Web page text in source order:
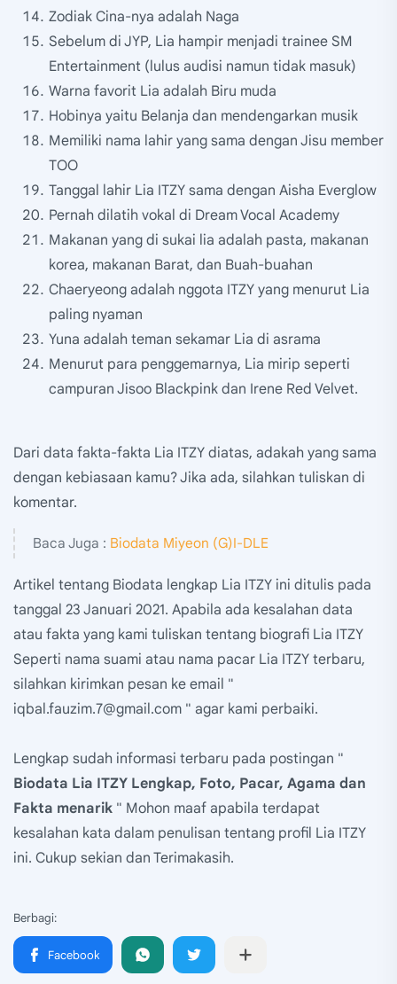
Zodiak Cina-nya adalah Naga
Sebelum di JYP, Lia hampir menjadi trainee SM
Entertainment (lulus audisi namun tidak masuk)
Warna favorit Lia adalah Biru muda
Hobinya yaitu Belanja dan mendengarkan musik
Memiliki nama lahir yang sama dengan Jisu member
TOO
Tanggal lahir Lia ITZY sama dengan Aisha Everglow
Pernah dilatih vokal di Dream Vocal Academy
Makanan yang di sukai lia adalah pasta, makanan
korea, makanan Barat, dan Buah-buahan
Chaeryeong adalah nggota ITZY yang menurut Lia
paling nyaman
Yuna adalah teman sekamar Lia di asrama
Menurut para penggemarnya, Lia mirip seperti
campuran Jisoo Blackpink dan Irene Red Velvet.
Dari data fakta-fakta Lia ITZY diatas, adakah yang sama
dengan kebiasaan kamu? Jika ada, silahkan tuliskan di
komentar.
Baca Juga : Biodata Miyeon (G)I-DLE
Artikel tentang Biodata lengkap Lia ITZY ini ditulis pada
tanggal 23 Januari 2021. Apabila ada kesalahan data
atau fakta yang kami tuliskan tentang biografi Lia ITZY
Seperti nama suami atau nama pacar Lia ITZY terbaru,
silahkan kirimkan pesan ke email "
iqbal.fauzim.7@gmail.com " agar kami perbaiki.
Lengkap sudah informasi terbaru pada postingan "
Biodata Lia ITZY Lengkap, Foto, Pacar, Agama dan
Fakta menarik " Mohon maaf apabila terdapat
kesalahan kata dalam penulisan tentang profil Lia ITZY
ini. Cukup sekian dan Terimakasih.